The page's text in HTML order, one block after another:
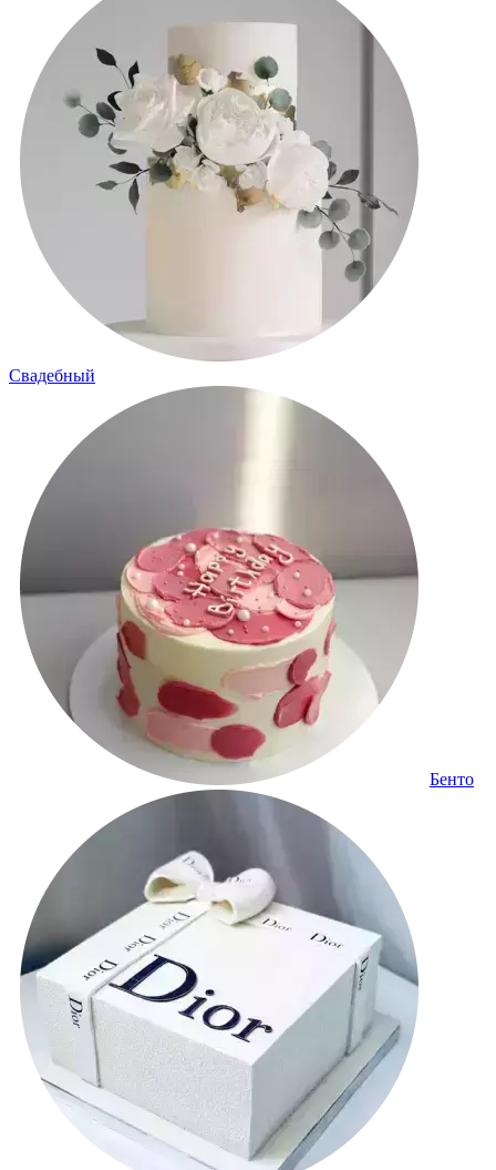
Свадебный
Бенто